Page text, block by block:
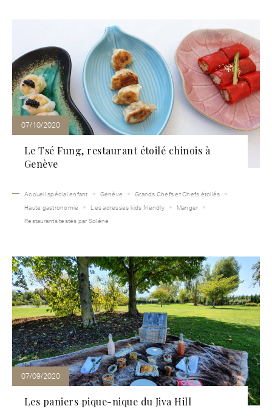
07/10/2020
Le Tsé Fung, restaurant étoilé chinois à
Genève
Accueil spécial enfant Genève
Grands Chefs et Chefs étoilés
Haute gastronomie
Les adresses kids friendly
Manger
Restaurants testés par Solène
07/09/2020
Les paniers pique-nique du Jiva Hill